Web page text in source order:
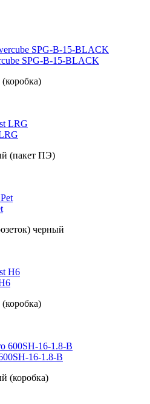
SPG-B-15-BLACK
(пакет ПЭ)
черный
16-1.8-B
(коробка)